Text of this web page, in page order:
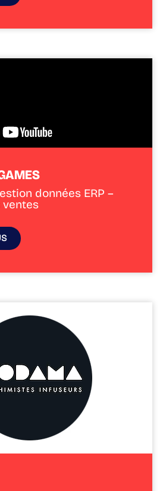
données ERP –
ventes